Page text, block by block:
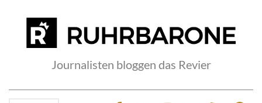
Journalisten bloggen das Revier